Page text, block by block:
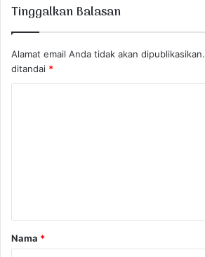
Tinggalkan Balasan
Alamat email Anda tidak akan dipublikasikan.
ditandai *
a
r
Nama *